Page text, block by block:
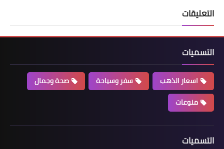
التعليقات
التسميات
اسعار الذهب سفر وسياحة
صحة وجمال
منوعات
التسميات